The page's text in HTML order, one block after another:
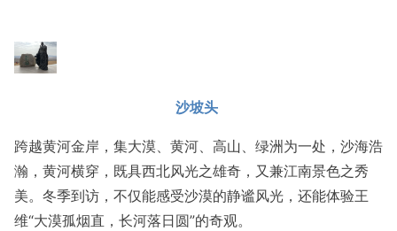
沙坡头
跨越黄河金岸，集大漠、黄河、高山、绿洲为一处，沙海浩
瀚，黄河横穿，既具西北风光之雄奇，又兼江南景色之秀
美。冬季到访，不仅能感受沙漠的静谧风光，还能体验王
维“大漠孤烟直，长河落日圆”的奇观。